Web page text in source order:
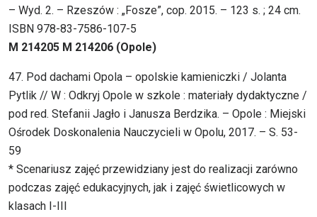
– Wyd. 2. – Rzeszów : „Fosze”, cop. 2015. – 123 s. ; 24 cm.
ISBN 978-83-7586-107-5
M 214205 M 214206 (Opole)
47. Pod dachami Opola – opolskie kamieniczki / Jolanta
Pytlik // W : Odkryj Opole w szkole : materiały dydaktyczne /
pod red. Stefanii Jagło i Janusza Berdzika. – Opole : Miejski
Ośrodek Doskonalenia Nauczycieli w Opolu, 2017. – S. 53-
59
* Scenariusz zajęć przewidziany jest do realizacji zarówno
podczas zajęć edukacyjnych, jak i zajęć świetlicowych w
klasach I-III